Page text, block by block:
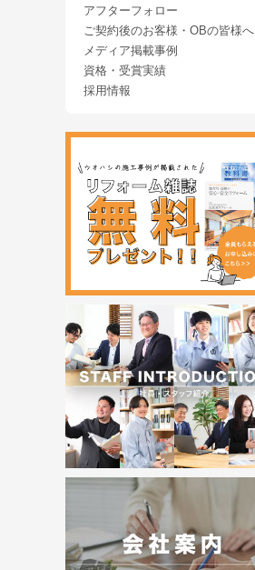
アフターフォロー
ご契約後のお客様・OBの皆様へ
メディア掲載事例
資格・受賞実績
採用情報